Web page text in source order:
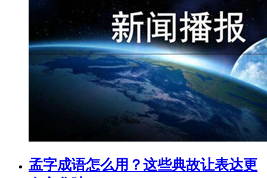
孟字成语怎么用？这些典故让表达更